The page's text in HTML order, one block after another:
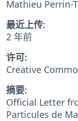
Mathieu Perrin-
最近上传:
2 年前
许可:
Creative
摘要:
Official Letter
Particules de